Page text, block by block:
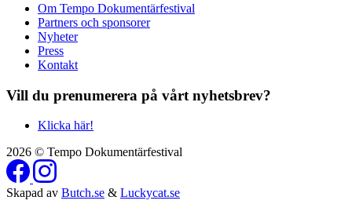
Om Tempo Dokumentärfestival
Partners och sponsorer
Nyheter
Press
Kontakt
Vill du prenumerera på vårt nyhetsbrev?
Klicka här!
2026 © Tempo Dokumentärfestival
Skapad av Butch.se & Luckycat.se